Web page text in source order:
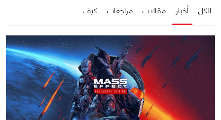
الكل أخبار مقالات مراجعات كيف